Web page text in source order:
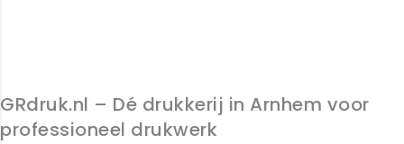
GRdruk.nl – Dé drukkerij in Arnhem voor
professioneel drukwerk